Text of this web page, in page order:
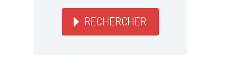
RECHERCHER